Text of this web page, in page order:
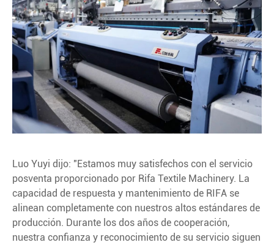
Luo Yuyi dijo: "Estamos muy satisfechos con el servicio
posventa proporcionado por Rifa Textile Machinery. La
capacidad de respuesta y mantenimiento de RIFA se
alinean completamente con nuestros altos estándares de
producción. Durante los dos años de cooperación,
nuestra confianza y reconocimiento de su servicio siguen